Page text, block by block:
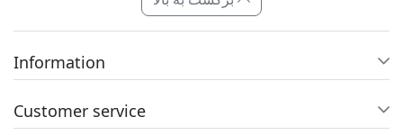
Information
Customer service